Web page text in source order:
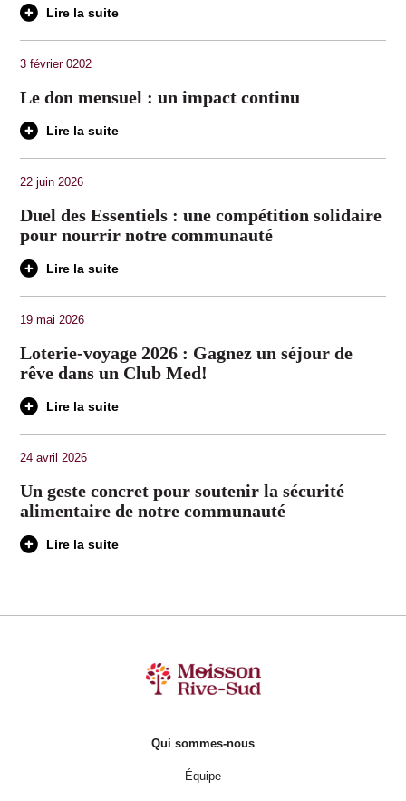
Lire la suite
3 février 0202
Le don mensuel : un impact continu
Lire la suite
22 juin 2026
Duel des Essentiels : une compétition solidaire
pour nourrir notre communauté
Lire la suite
19 mai 2026
Loterie-voyage 2026 : Gagnez un séjour de
rêve dans un Club Med!
Lire la suite
24 avril 2026
Un geste concret pour soutenir la sécurité
alimentaire de notre communauté
Lire la suite
Qui sommes-nous
Équipe